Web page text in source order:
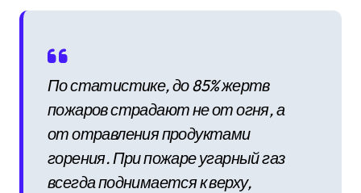
По статистике, до 85% жертв
пожаров страдают не от огня, а
от отравления продуктами
горения. При пожаре угарный газ
всегда поднимается к верху,